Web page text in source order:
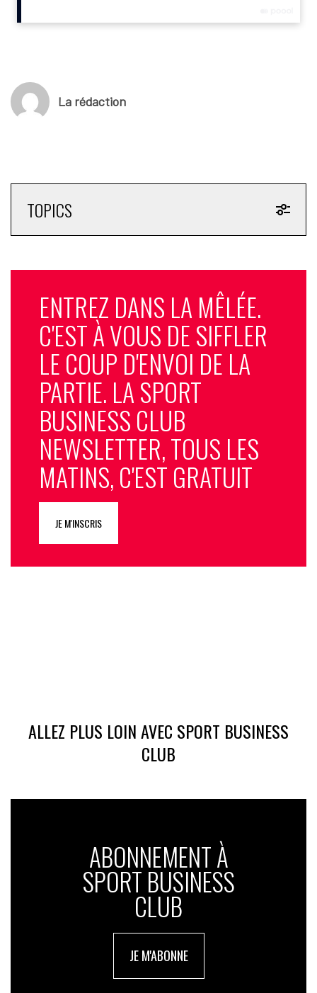
La rédaction
TOPICS
ENTREZ DANS LA MÊLÉE.
C'EST À VOUS DE SIFFLER
LE COUP D'ENVOI DE LA
PARTIE. LA SPORT
BUSINESS CLUB
NEWSLETTER, TOUS LES
MATINS, C'EST GRATUIT
JE M'INSCRIS
ALLEZ PLUS LOIN AVEC SPORT BUSINESS
CLUB
ABONNEMENT À
SPORT BUSINESS
CLUB
JE M'ABONNE